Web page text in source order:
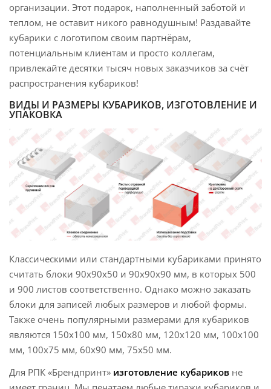
организации. Этот подарок, наполненный заботой и
теплом, не оставит никого равнодушным! Раздавайте
кубарики с логотипом своим партнёрам,
потенциальным клиентам и просто коллегам,
привлекайте десятки тысяч новых заказчиков за счёт
распространения кубариков!
ВИДЫ И РАЗМЕРЫ КУБАРИКОВ, ИЗГОТОВЛЕНИЕ И
УПАКОВКА
Классическими или стандартными кубариками принято
считать блоки 90х90х50 и 90х90х90 мм, в которых 500
и 900 листов соответственно. Однако можно заказать
блоки для записей любых размеров и любой формы.
Также очень популярными размерами для кубариков
являются 150х100 мм, 150х80 мм, 120х120 мм, 100х100
мм, 100х75 мм, 60х90 мм, 75х50 мм.
Для РПК «Брендпринт» изготовление кубариков не